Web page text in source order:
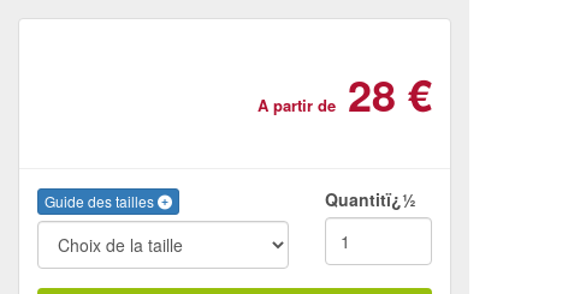
A partir de 28 €
Guide des tailles Quantitï¿½